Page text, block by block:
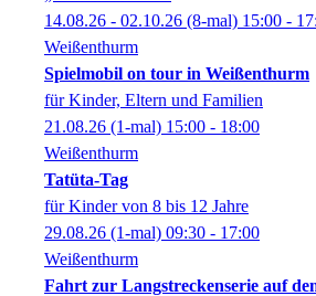
14.08.26 - 02.10.26 (8-mal) 15:00 -
Weißenthurm
Spielmobil on tour in Weißenthurm
für Kinder, Eltern und Familien
21.08.26 (1-mal) 15:00 - 18:00
Weißenthurm
Tatüta-Tag
für Kinder von 8 bis 12 Jahre
29.08.26 (1-mal) 09:30 - 17:00
Weißenthurm
Fahrt zur Langstreckenserie auf